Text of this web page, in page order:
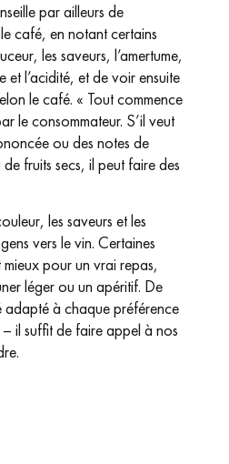
par ailleurs de
café, en notant certains
les saveurs, l’amertume,
et l’acidité, et de voir ensuite
le café. « Tout commence
le consommateur. S’il veut
ou des notes de
fruits secs, il peut faire des
les saveurs et les
vers le vin. Certaines
pour un vrai repas,
léger ou un apéritif. De
adapté à chaque préférence
il suffit de faire appel à nos